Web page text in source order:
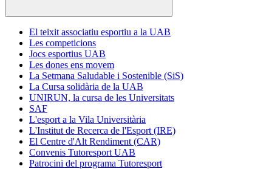
El teixit associatiu esportiu a la UAB
Les competicions
Jocs esportius UAB
Les dones ens movem
La Setmana Saludable i Sostenible (SiS)
La Cursa solidària de la UAB
UNIRUN, la cursa de les Universitats
SAF
L'esport a la Vila Universitària
L'Institut de Recerca de l'Esport (IRE)
El Centre d'Alt Rendiment (CAR)
Convenis Tutoresport UAB
Patrocini del programa Tutoresport